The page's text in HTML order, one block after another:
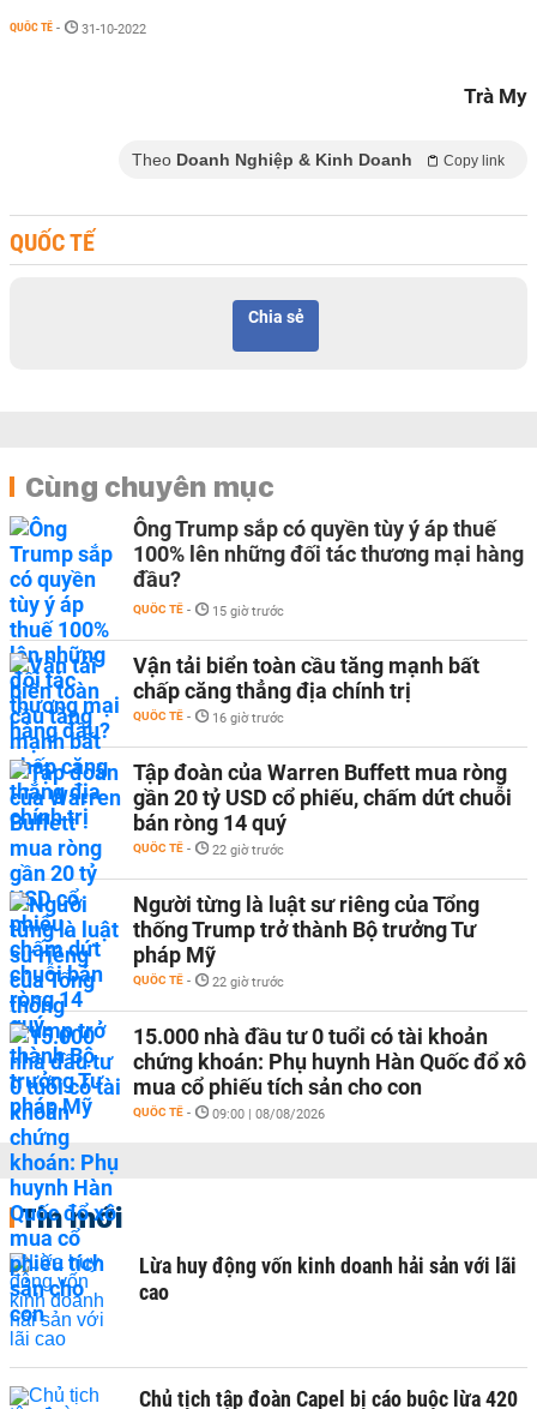
QUỐC TẾ - 31-10-2022
Trà My
Theo Doanh Nghiệp & Kinh Doanh Copy link
QUỐC TẾ
Chia sẻ
Cùng chuyên mục
Ông Trump sắp có quyền tùy ý áp thuế
100% lên những đối tác thương mại hàng
đầu?
QUỐC TẾ - 15 giờ trước
Vận tải biển toàn cầu tăng mạnh bất
chấp căng thẳng địa chính trị
QUỐC TẾ - 16 giờ trước
Tập đoàn của Warren Buffett mua ròng
gần 20 tỷ USD cổ phiếu, chấm dứt chuỗi
bán ròng 14 quý
QUỐC TẾ - 22 giờ trước
Người từng là luật sư riêng của Tổng
thống Trump trở thành Bộ trưởng Tư
pháp Mỹ
QUỐC TẾ - 22 giờ trước
15.000 nhà đầu tư 0 tuổi có tài khoản
chứng khoán: Phụ huynh Hàn Quốc đổ xô
mua cổ phiếu tích sản cho con
QUỐC TẾ - 09:00 | 08/08/2026
Tin mới
Lừa huy động vốn kinh doanh hải sản với lãi
cao
Chủ tịch tập đoàn Capel bị cáo buộc lừa 420